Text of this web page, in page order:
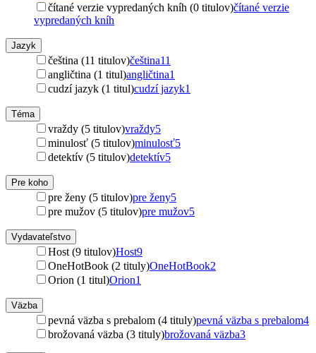
čítané verzie vypredaných kníh (0 titulov)čítané verzie
vypredaných kníh
Jazyk
čeština (11 titulov)čeština11
angličtina (1 titul)angličtina1
cudzí jazyk (1 titul)cudzí jazyk1
Téma
vraždy (5 titulov)vraždy5
minulosť (5 titulov)minulosť5
detektív (5 titulov)detektív5
Pre koho
pre ženy (5 titulov)pre ženy5
pre mužov (5 titulov)pre mužov5
Vydavateľstvo
Host (9 titulov)Host9
OneHotBook (2 tituly)OneHotBook2
Orion (1 titul)Orion1
Väzba
pevná väzba s prebalom (4 tituly)pevná väzba s prebalom4
brožovaná väzba (3 tituly)brožovaná väzba3